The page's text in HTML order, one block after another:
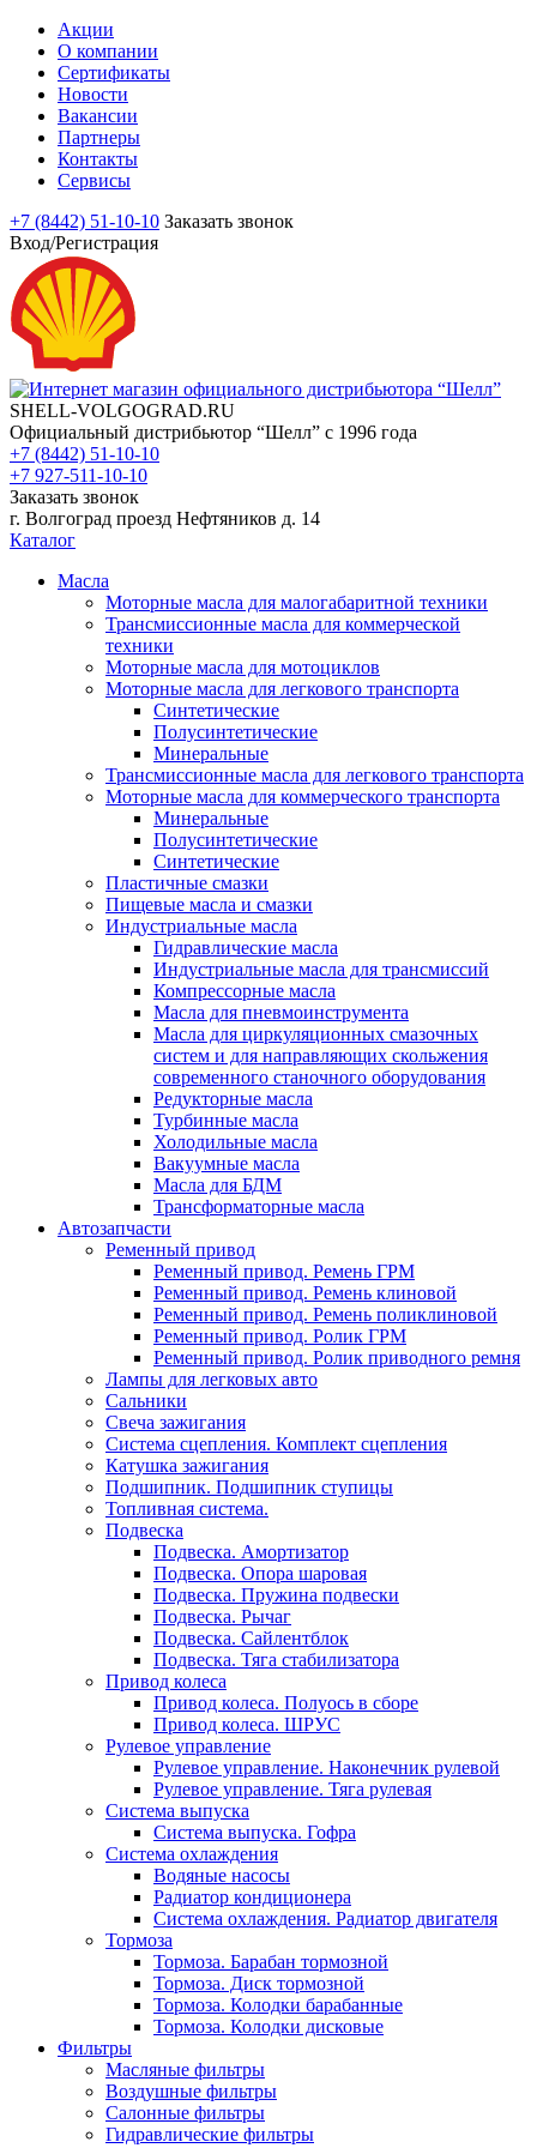
Акции
О компании
Сертификаты
Новости
Вакансии
Партнеры
Контакты
Сервисы
+7 (8442) 51-10-10 Заказать звонок
Вход/Регистрация
SHELL-VOLGOGRAD.RU
Официальный дистрибьютор “Шелл” с 1996 года
+7 (8442) 51-10-10
+7 927-511-10-10
Заказать звонок
г. Волгоград проезд Нефтяников д. 14
Каталог
Масла
Моторные масла для малогабаритной техники
Трансмиссионные масла для коммерческой
техники
Моторные масла для мотоциклов
Моторные масла для легкового транспорта
Синтетические
Полусинтетические
Минеральные
Трансмиссионные масла для легкового транспорта
Моторные масла для коммерческого транспорта
Минеральные
Полусинтетические
Синтетические
Пластичные смазки
Пищевые масла и смазки
Индустриальные масла
Гидравлические масла
Индустриальные масла для трансмиссий
Компрессорные масла
Масла для пневмоинструмента
Масла для циркуляционных смазочных
систем и для направляющих скольжения
современного станочного оборудования
Редукторные масла
Турбинные масла
Холодильные масла
Вакуумные масла
Масла для БДМ
Трансформаторные масла
Автозапчасти
Ременный привод
Ременный привод. Ремень ГРМ
Ременный привод. Ремень клиновой
Ременный привод. Ремень поликлиновой
Ременный привод. Ролик ГРМ
Ременный привод. Ролик приводного ремня
Лампы для легковых авто
Сальники
Свеча зажигания
Система сцепления. Комплект сцепления
Катушка зажигания
Подшипник. Подшипник ступицы
Топливная система.
Подвеска
Подвеска. Амортизатор
Подвеска. Опора шаровая
Подвеска. Пружина подвески
Подвеска. Рычаг
Подвеска. Сайлентблок
Подвеска. Тяга стабилизатора
Привод колеса
Привод колеса. Полуось в сборе
Привод колеса. ШРУС
Рулевое управление
Рулевое управление. Наконечник рулевой
Рулевое управление. Тяга рулевая
Система выпуска
Система выпуска. Гофра
Система охлаждения
Водяные насосы
Радиатор кондиционера
Система охлаждения. Радиатор двигателя
Тормоза
Тормоза. Барабан тормозной
Тормоза. Диск тормозной
Тормоза. Колодки барабанные
Тормоза. Колодки дисковые
Фильтры
Масляные фильтры
Воздушные фильтры
Салонные фильтры
Гидравлические фильтры